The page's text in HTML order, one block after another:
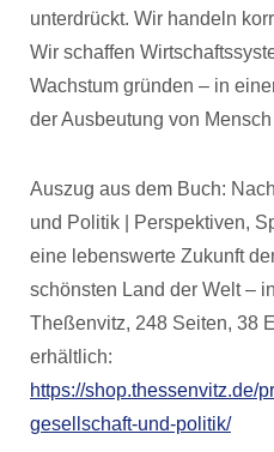
unterdrückt. Wir handeln
Wir schaffen
Wachstum gründen – in
der Ausbeutung von
Auszug aus dem Buch:
und Politik | Perspektiven,
eine lebenswerte Zukunft
schönsten Land der Welt –
Theßenvitz, 248 Seiten, 38
erhältlich:
https://shop.thessenvitz.de/
gesellschaft-und-politik/